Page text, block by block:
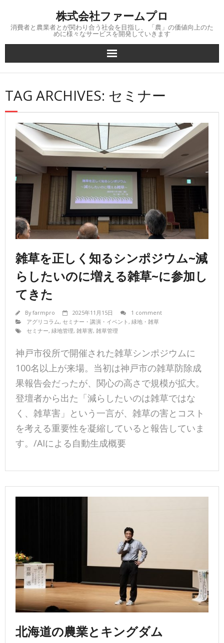
content
株式会社ファームプロ
消費者と農業者とが関わり合う社会を目指し、 「農」の価値向上のた
めに様々なサービスを開発していきます
TAG ARCHIVES: セミナー
雑草を正しく知るシンポジウム~減
らしたいのに増える雑草~に参加し
てきた
Byfarmpro 2025年11月15日
1 comment
アグリコラム, セミナー・講演・イベント , 緑地・雑草
セミナー, 緑地管理, 雑草害, 雑草管理
神戸市役所で開催された雑草シンポジウムに
100名以上が来場。当初は神戸市の雑草防除成
果報告会だったが、関心の高さで規模が拡大。
登壇者から出た「減らしたいのは雑草ではな
く、雑草害」という一言が、雑草の害とコスト
を考える重要性を凝縮していると報告していま
す。/AIによる自動生成概要
北海道の農業とキングダム